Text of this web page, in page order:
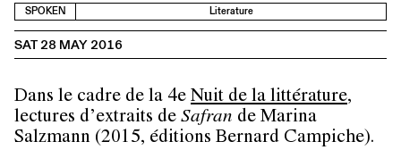
SPOKEN Literature
SAT 28 MAY 2016
Dans le cadre de la 4e Nuit de la littérature,
lectures d’extraits de Safran de Marina
Salzmann (2015, éditions Bernard Campiche).